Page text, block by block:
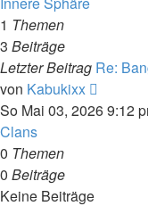
1 Themen
3 Beiträge
Letzter Beitrag Re:
von Kabukixx
Beitrag
So Mai 03, 2026 9:12
Clans
0 Themen
0 Beiträge
Keine Beiträge